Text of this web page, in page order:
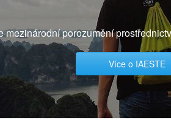
mezinárodní porozumění
Více o IAESTE